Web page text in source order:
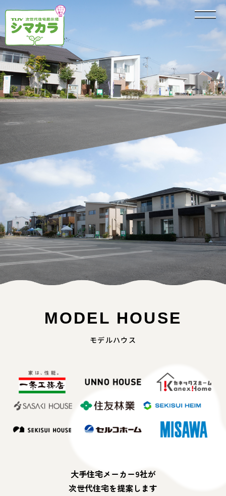
MODEL HOUSE
モデルハウス
大手住宅メーカー9社が
次世代住宅を提案します